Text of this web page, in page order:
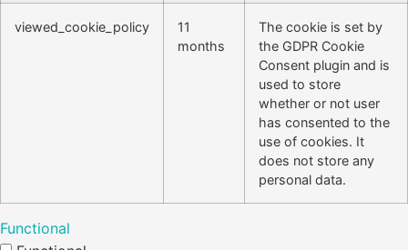
viewed_cookie_policy
11
months
The cookie is set by
the GDPR Cookie
Consent plugin and is
used to store
whether or not user
has consented to the
use of cookies. It
does not store any
personal data.
Functional